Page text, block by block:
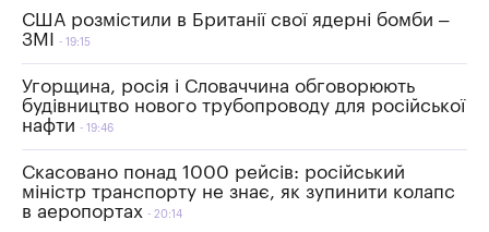
США розмістили в Британії свої ядерні бомби –
ЗМІ
19:15
Угорщина, росія і Словаччина обговорюють
будівництво нового трубопроводу для російської
нафти
19:46
Скасовано понад 1000 рейсів: російський
міністр транспорту не знає, як зупинити колапс
в аеропортах
20:14